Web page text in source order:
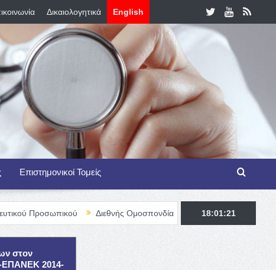
Δικαιολογητικά English
Επιστημονικοί Τομείς
Διεθνής Ομοσπονδία Θαλασσαιμίας – TIF Fellowship
18:01:23
στον
ΕΠΑΝΕΚ 2014-